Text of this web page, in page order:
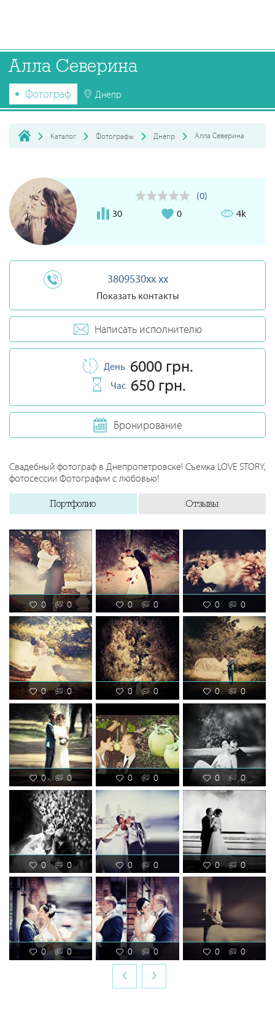
Алла Северина
Фотограф Днепр
Каталог Фотографы Днепр Алла Северина
(0)
30
0 4k
3809530xx xx
Показать контакты
Написать исполнителю
День 6000 грн.
Час 650 грн.
Бронирование
Свадебный фотограф в Днепропетровске! Съемка LOVE STORY,
фотосессии Фотографии с любовью!
Портфолио Отзывы
0 0 0 0 0 0
0 0 0 0 0 0
0 0 0 0 0 0
0 0 0 0 0 0
0 0 0 0 0 0
‹ ›